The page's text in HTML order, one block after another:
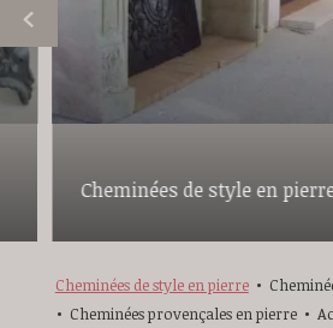
Cheminées de style en
Cheminées de style en pierre
Cheminées provençales en pierre